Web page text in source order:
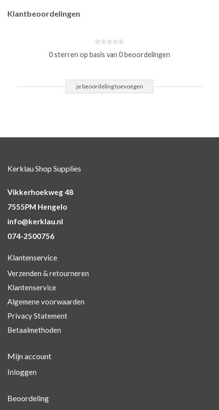
Klantbeoordelingen
0 sterren op basis van 0 beoordelingen
je beoordeling toevoegen
Kerklau Shop Supplies
Vikkerhoekweg 48
7555PM Hengelo
info@kerklau.nl
074-2500756
Klantenservice
Verzenden & retourneren
Klantenservice
Algemene voorwaarden
Privacy Statement
Betaalmethoden
Mijn account
Inloggen
Beoordeling